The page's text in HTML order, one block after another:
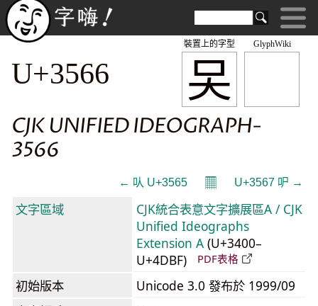
GlyphWiki
㕦
裝置上的字型
U+3566
CJK UNIFIED IDEOGRAPH-
3566
← 㕥 U+3565 𝄜 U+3567 㕧 →
文字區域
CJK統合表意文字擴展區A / CJK
Unified Ideographs
Extension A (U+3400–
U+4DBF)
PDF表格
初始版本
Unicode 3.0 發布於 1999/09